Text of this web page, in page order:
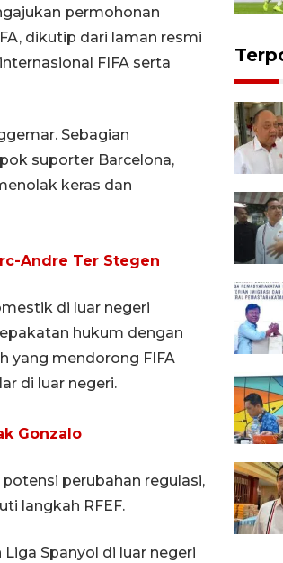
permohonan
dikutip dari laman resmi
FIFA serta
Sebagian
suporter Barcelona,
keras dan
Andre Ter Stegen
di luar negeri
hukum dengan
yang mendorong FIFA
di luar negeri.
Gonzalo
perubahan regulasi,
langkah RFEF.
Spanyol di luar negeri